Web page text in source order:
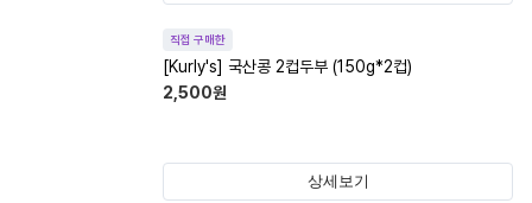
직접 구매한
[Kurly's] 국산콩 2컵두부 (150g*2컵)
2,500원
상세보기